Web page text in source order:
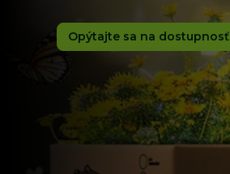
Opýtajte sa na dostupnosť